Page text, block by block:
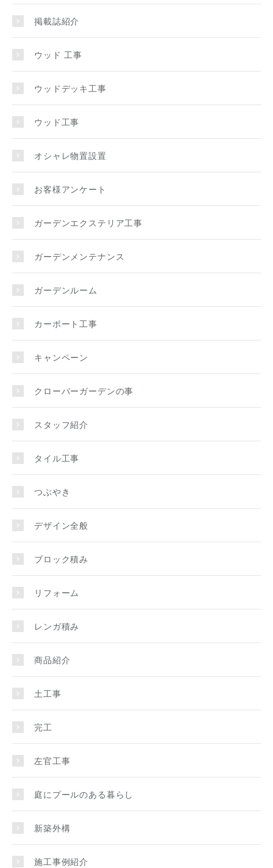
掲載誌紹介
ウッド 工事
ウッドデッキ工事
ウッド工事
オシャレ物置設置
お客様アンケート
ガーデンエクステリア工事
ガーデンメンテナンス
ガーデンルーム
カーポート工事
キャンペーン
クローバーガーデンの事
スタッフ紹介
タイル工事
つぶやき
デザイン全般
ブロック積み
リフォーム
レンガ積み
商品紹介
土工事
完工
左官工事
庭にプールのある暮らし
新築外構
施工事例紹介